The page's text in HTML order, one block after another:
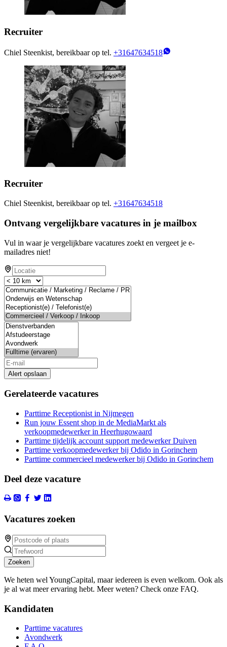
Recruiter
Chiel Steenkist, bereikbaar op tel. +31647634518
Recruiter
Chiel Steenkist, bereikbaar op tel. +31647634518
Ontvang vergelijkbare vacatures in je mailbox
Vul in waar je vergelijkbare vacatures zoekt en vergeet je e-
mailadres niet!
Alert opslaan
Gerelateerde vacatures
Parttime Receptionist in Nijmegen
Run jouw Essent shop in de MediaMarkt als
verkoopmedewerker in Heerhugowaard
Parttime tijdelijk account support medewerker Duiven
Parttime verkoopmedewerker bij Odido in Gorinchem
Parttime commercieel medewerker bij Odido in Gorinchem
Deel deze vacature
Vacatures zoeken
Zoeken
We heten wel YoungCapital, maar iedereen is even welkom. Ook als
je al wat meer ervaring hebt. Meer weten? Check onze FAQ.
Kandidaten
Parttime vacatures
Avondwerk